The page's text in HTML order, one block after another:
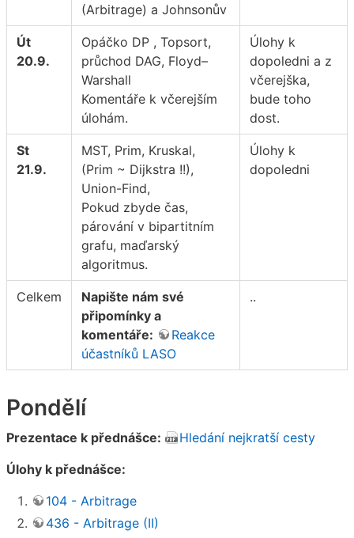
(Arbitrage) a Johnsonův
Út
20.9.
Opáčko DP , Topsort,
průchod DAG, Floyd–
Warshall
Komentáře k včerejším
úlohám.
Úlohy k
dopoledni a z
včerejška,
bude toho
dost.
St
21.9.
MST, Prim, Kruskal,
(Prim ~ Dijkstra !!),
Union-Find,
Pokud zbyde čas,
párování v bipartitním
grafu, maďarský
algoritmus.
Úlohy k
dopoledni
Celkem
Napište nám své
připomínky a
komentáře:
Reakce
účastníků LASO
..
Pondělí
Prezentace k přednášce:
Hledání nejkratší cesty
Úlohy k přednášce:
104 - Arbitrage
436 - Arbitrage (II)